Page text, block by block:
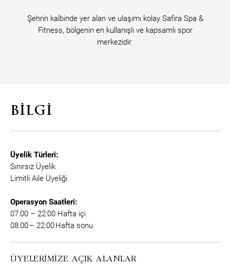
Şehrin kalbinde yer alan ve ulaşımı kolay Safira Spa &
Fitness, bölgenin en kullanışlı ve kapsamlı spor
merkezidir.
BILGI
Üyelik Türleri:
Sınırsız Üyelik
Limitli Aile Üyeliği
Operasyon Saatleri:
07:00 – 22:00 Hafta içi
08:00 – 22:00 Hafta sonu
ÜYELERIMIZE AÇIK ALANLAR